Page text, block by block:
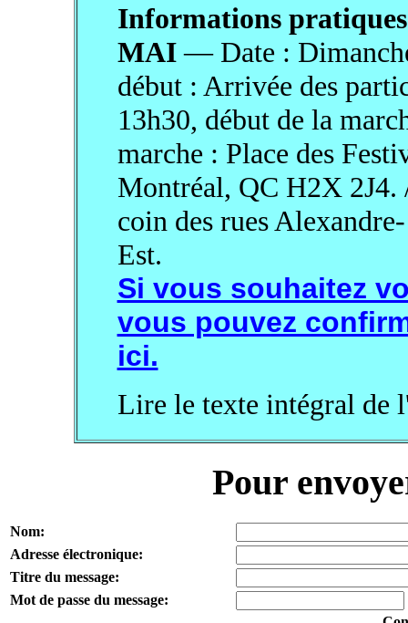
Informations
MAI— Date :
début : Arrivée des
13h30, début de la
marche : Place des
Montréal, QC H2X 2J4.
coin des rues
Est.
Si vous souhaitez
vous pouvez
ici.
Lire le texte intégral de
Pour
Nom:
Adresse électronique:
Titre du message:
Mot de passe du message: